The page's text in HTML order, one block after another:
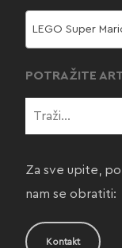
LEGO Super
POTRAŽITE
Za sve upite,
nam se obratiti:
Kontakt